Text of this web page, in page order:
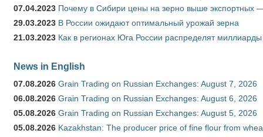
07.04.2023 Почему в Сибири цены на зерно выше экспортных
29.03.2023 В России ожидают оптимальный урожай зерна
21.03.2023 Как в регионах Юга России распределят
News in English
07.08.2026 Grain Trading on Russian Exchanges: August 7, 2026
06.08.2026 Grain Trading on Russian Exchanges: August 6, 2026
05.08.2026 Grain Trading on Russian Exchanges: August 5, 2026
05.08.2026 Kazakhstan: The producer price of fine flour from